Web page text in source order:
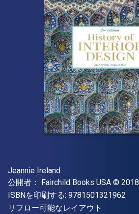
著者
Jeannie Ireland
出版社
公開者： Fairchild Books USA 著作権
© 2018
ISBNを印刷する: 9781501321962
形式
リフロー可能なレイアウト